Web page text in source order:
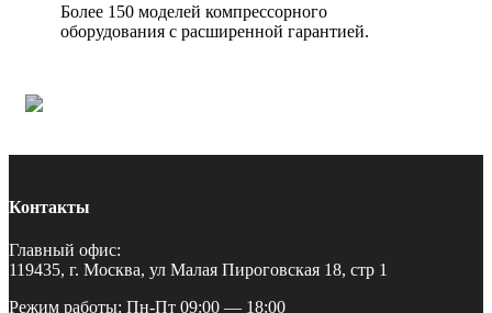
Более 150 моделей компрессорного
оборудования с расширенной гарантией.
Контакты
Главный офис:
119435, г. Москва, ул Малая Пироговская 18, стр 1
Режим работы: Пн-Пт 09:00 — 18:00